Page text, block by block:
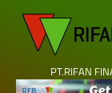
content
PT.RIFAN